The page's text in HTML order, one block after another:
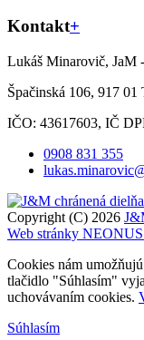
Kontakt+
Lukáš Minarovič, JaM
Špačinská 106, 917 01
IČO: 43617603, IČ
0908 831 355
Copyright (C) 2026
Web stránky
Cookies nám
tlačidlo "Súhlasím"
uchovávaním cookies.
Súhlasím